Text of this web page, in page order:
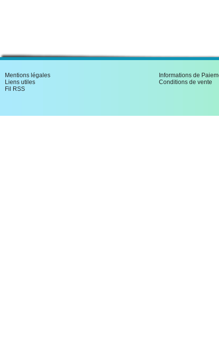
Mentions légales
Liens utiles
Fil RSS
Informations de
Conditions de vente